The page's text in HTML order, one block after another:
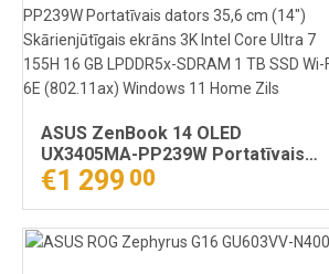
ASUS ZenBook 14 OLED
UX3405MA-PP239W Portatīvais
dators 35,6 cm (14")
Skārienjūtīgais ekrāns 3K Intel
Core Ultra 7 155H 16 GB LPDDR5x-
SDRAM 1 TB SSD Wi-Fi 6E
€1 299 00